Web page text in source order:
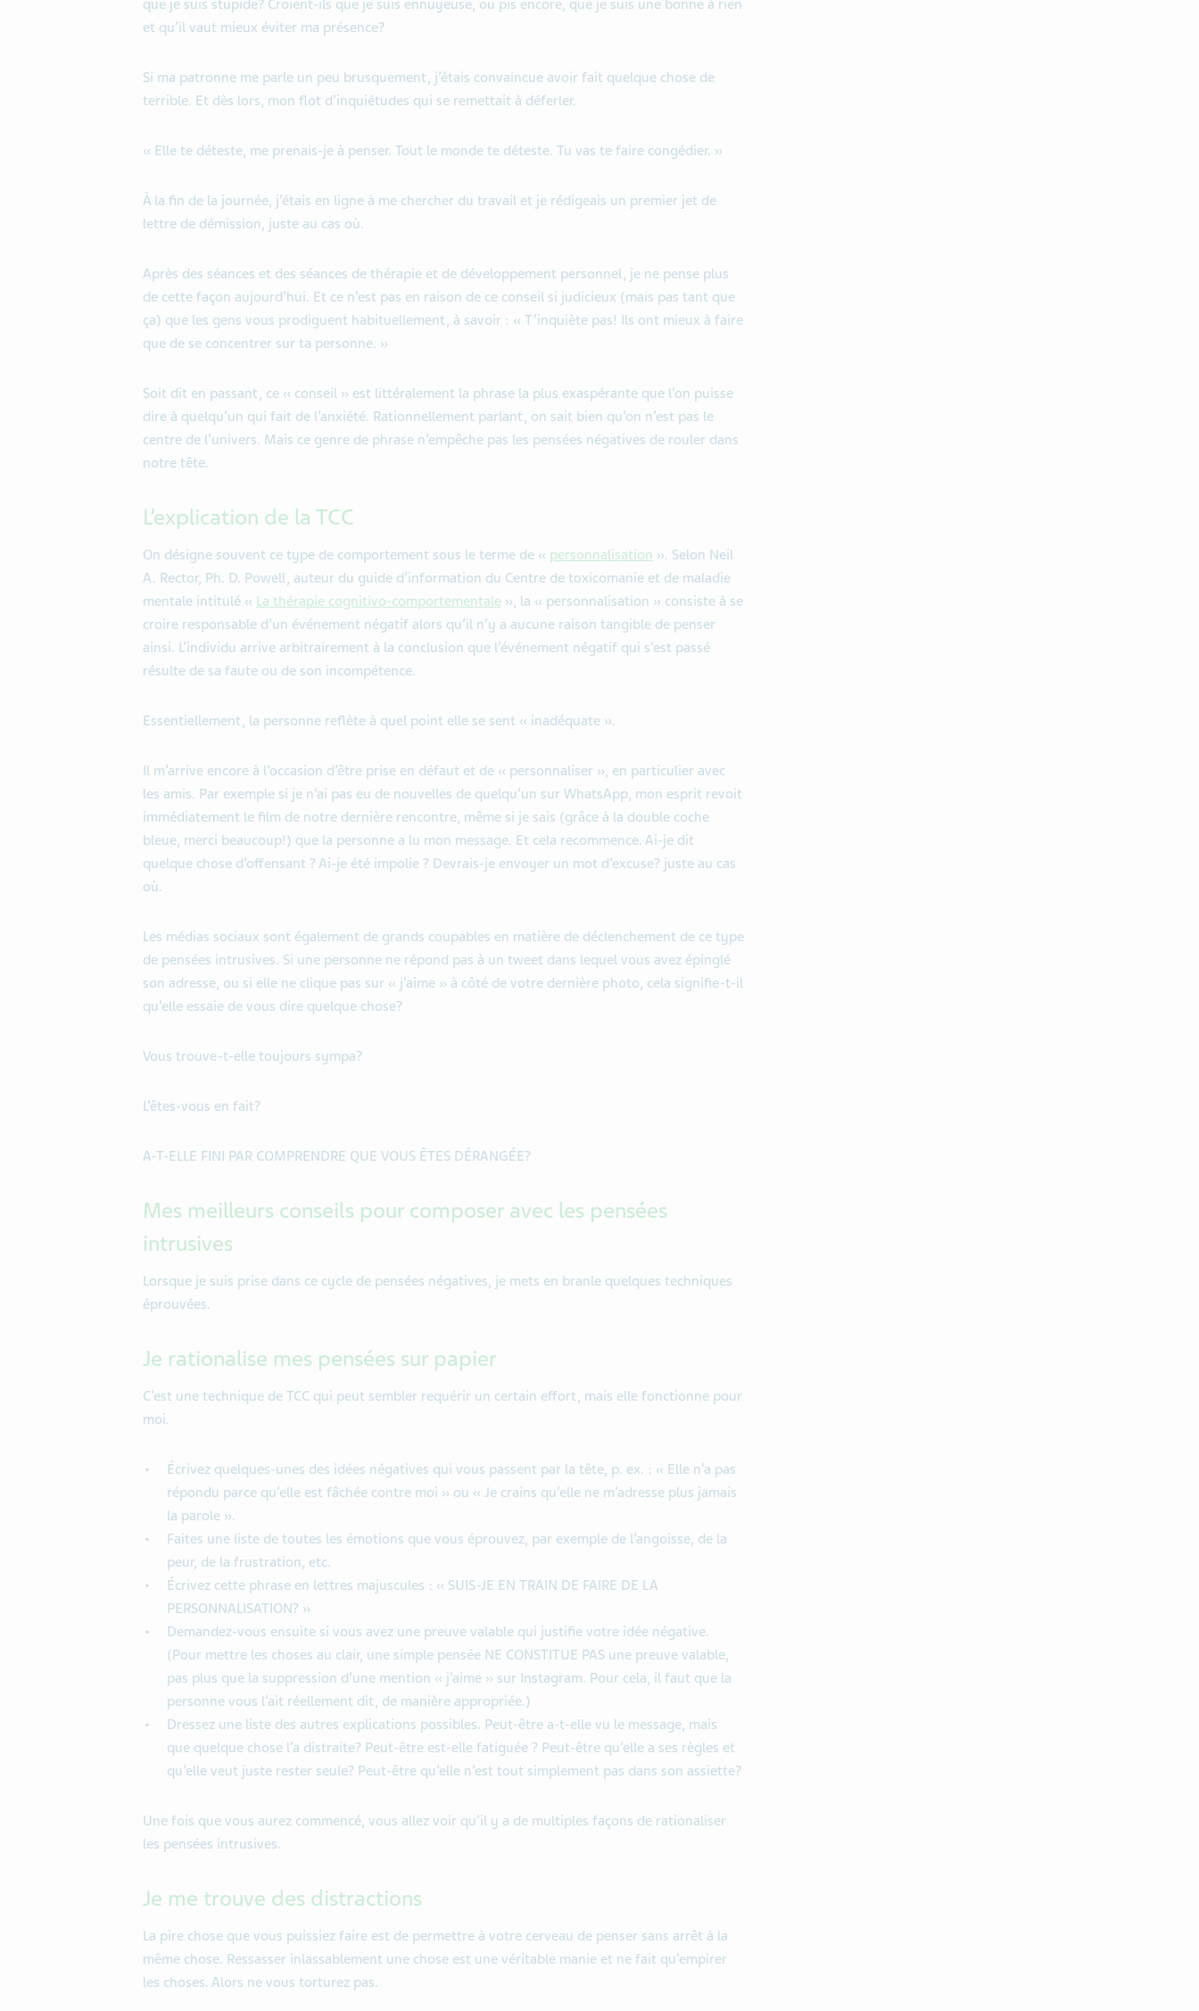
que je suis stupide? Croient-ils que je suis ennuyeuse, ou pis encore, que je suis une bonne à rien
et qu’il vaut mieux éviter ma présence?
Si ma patronne me parle un peu brusquement, j’étais convaincue avoir fait quelque chose de
terrible. Et dès lors, mon flot d’inquiétudes qui se remettait à déferler.
« Elle te déteste, me prenais-je à penser. Tout le monde te déteste. Tu vas te faire congédier. »
À la fin de la journée, j’étais en ligne à me chercher du travail et je rédigeais un premier jet de
lettre de démission, juste au cas où.
Après des séances et des séances de thérapie et de développement personnel, je ne pense plus
de cette façon aujourd’hui. Et ce n’est pas en raison de ce conseil si judicieux (mais pas tant que
ça) que les gens vous prodiguent habituellement, à savoir : « T’inquiète pas! Ils ont mieux à faire
que de se concentrer sur ta personne. »
Soit dit en passant, ce « conseil » est littéralement la phrase la plus exaspérante que l’on puisse
dire à quelqu’un qui fait de l’anxiété. Rationnellement parlant, on sait bien qu’on n’est pas le
centre de l’univers. Mais ce genre de phrase n’empêche pas les pensées négatives de rouler dans
notre tête.
L’explication de la TCC
On désigne souvent ce type de comportement sous le terme de « personnalisation ». Selon Neil
A. Rector, Ph. D. Powell, auteur du guide d’information du Centre de toxicomanie et de maladie
mentale intitulé « La thérapie cognitivo-comportementale », la « personnalisation » consiste à se
croire responsable d’un événement négatif alors qu’il n’y a aucune raison tangible de penser
ainsi. L’individu arrive arbitrairement à la conclusion que l’événement négatif qui s’est passé
résulte de sa faute ou de son incompétence.
Essentiellement, la personne reflète à quel point elle se sent « inadéquate ».
Il m’arrive encore à l’occasion d’être prise en défaut et de « personnaliser », en particulier avec
les amis. Par exemple si je n’ai pas eu de nouvelles de quelqu’un sur WhatsApp, mon esprit revoit
immédiatement le film de notre dernière rencontre, même si je sais (grâce à la double coche
bleue, merci beaucoup!) que la personne a lu mon message. Et cela recommence. Ai-je dit
quelque chose d’offensant ? Ai-je été impolie ? Devrais-je envoyer un mot d’excuse? juste au cas
où.
Les médias sociaux sont également de grands coupables en matière de déclenchement de ce type
de pensées intrusives. Si une personne ne répond pas à un tweet dans lequel vous avez épinglé
son adresse, ou si elle ne clique pas sur « j’aime » à côté de votre dernière photo, cela signifie-t-il
qu’elle essaie de vous dire quelque chose?
Vous trouve-t-elle toujours sympa?
L’êtes-vous en fait?
A-T-ELLE FINI PAR COMPRENDRE QUE VOUS ÊTES DÉRANGÉE?
Mes meilleurs conseils pour composer avec les pensées
intrusives
Lorsque je suis prise dans ce cycle de pensées négatives, je mets en branle quelques techniques
éprouvées.
Je rationalise mes pensées sur papier
C’est une technique de TCC qui peut sembler requérir un certain effort, mais elle fonctionne pour
moi.
Écrivez quelques-unes des idées négatives qui vous passent par la tête, p. ex. : « Elle n’a pas
répondu parce qu’elle est fâchée contre moi » ou « Je crains qu’elle ne m’adresse plus jamais
la parole ».
Faites une liste de toutes les émotions que vous éprouvez, par exemple de l’angoisse, de la
peur, de la frustration, etc.
Écrivez cette phrase en lettres majuscules : « SUIS-JE EN TRAIN DE FAIRE DE LA
PERSONNALISATION? »
Demandez-vous ensuite si vous avez une preuve valable qui justifie votre idée négative.
(Pour mettre les choses au clair, une simple pensée NE CONSTITUE PAS une preuve valable,
pas plus que la suppression d’une mention « j’aime » sur Instagram. Pour cela, il faut que la
personne vous l’ait réellement dit, de manière appropriée.)
Dressez une liste des autres explications possibles. Peut-être a-t-elle vu le message, mais
que quelque chose l’a distraite? Peut-être est-elle fatiguée ? Peut-être qu’elle a ses règles et
qu’elle veut juste rester seule? Peut-être qu’elle n’est tout simplement pas dans son assiette?
Une fois que vous aurez commencé, vous allez voir qu’il y a de multiples façons de rationaliser
les pensées intrusives.
Je me trouve des distractions
La pire chose que vous puissiez faire est de permettre à votre cerveau de penser sans arrêt à la
même chose. Ressasser inlassablement une chose est une véritable manie et ne fait qu’empirer
les choses. Alors ne vous torturez pas.